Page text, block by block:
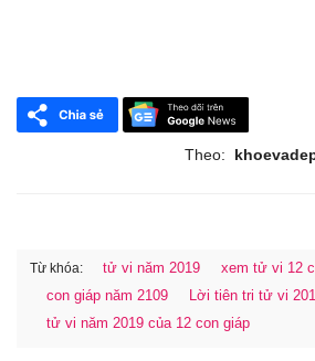
Theo:
Từ khóa: tử vi năm 2019
xem tử vi 12
con giáp năm 2109
Lời tiên tri tử vi
tử vi năm 2019 của 12 con giáp